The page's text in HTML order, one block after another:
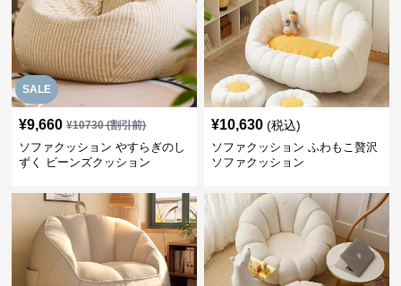
SALE
¥9,660 ¥10730(割引前)
ソファクッション やすらぎのし
ずく ビーンズクッション
¥10,630 (税込)
ソファクッション ふわもこ贅沢
ソファクッション